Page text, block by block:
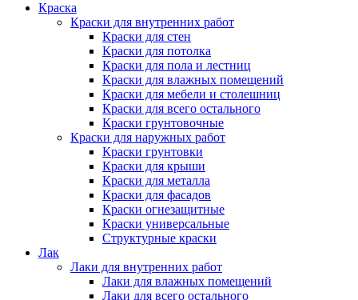
Краска
Краски для внутренних работ
Краски для стен
Краски для потолка
Краски для пола и лестниц
Краски для влажных помещений
Краски для мебели и столешниц
Краски для всего остального
Краски грунтовочные
Краски для наружных работ
Краски грунтовки
Краски для крыши
Краски для металла
Краски для фасадов
Краски огнезащитные
Краски универсальные
Структурные краски
Лак
Лаки для внутренних работ
Лаки для влажных помещений
Лаки для всего остального